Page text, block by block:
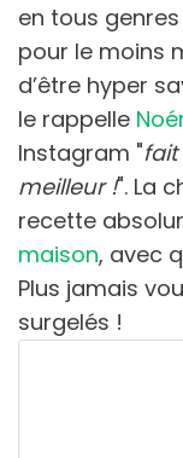
en tous
pour le moins
d’être hyper
le rappelle
Instagram "fait
meilleur !". La
recette
maison, avec
Plus jamais
surgelés !